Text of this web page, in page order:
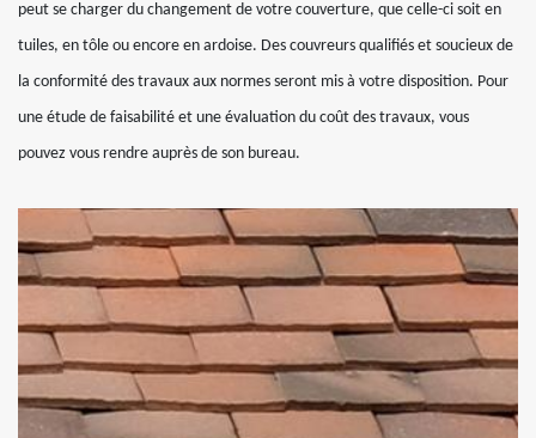
peut se charger du changement de votre couverture, que celle-ci soit en
tuiles, en tôle ou encore en ardoise. Des couvreurs qualifiés et soucieux de
la conformité des travaux aux normes seront mis à votre disposition. Pour
une étude de faisabilité et une évaluation du coût des travaux, vous
pouvez vous rendre auprès de son bureau.